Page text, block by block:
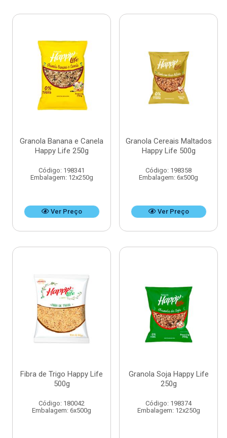
Granola Banana e Canela
Happy Life 250g
Código: 198341
Embalagem: 12x250g
Ver Preço
Granola Cereais Maltados
Happy Life 500g
Código: 198358
Embalagem: 6x500g
Ver Preço
Fibra de Trigo Happy Life
500g
Código: 180042
Embalagem: 6x500g
Granola Soja Happy Life
250g
Código: 198374
Embalagem: 12x250g